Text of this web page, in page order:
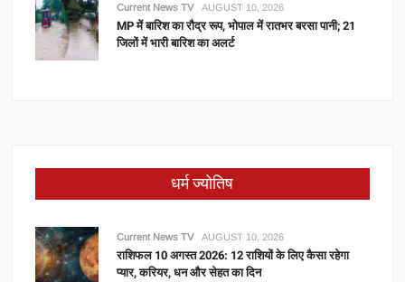
Current News TV AUGUST 10, 2026
MP में बारिश का रौद्र रूप, भोपाल में रातभर बरसा पानी; 21
जिलों में भारी बारिश का अलर्ट
धर्म ज्योतिष
Current News TV AUGUST 10, 2026
राशिफल 10 अगस्त 2026: 12 राशियों के लिए कैसा रहेगा
प्यार, करियर, धन और सेहत का दिन